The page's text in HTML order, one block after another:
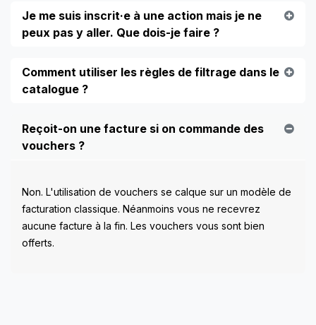
Je me suis inscrit·e à une action mais je ne
peux pas y aller. Que dois-je faire ?
Comment utiliser les règles de filtrage dans le
catalogue ?
Reçoit-on une facture si on commande des
vouchers ?
Non. L'utilisation de vouchers se calque sur un modèle de
facturation classique. Néanmoins vous ne recevrez
aucune facture à la fin. Les vouchers vous sont bien
offerts.